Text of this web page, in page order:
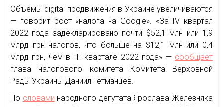
Объемы digital-продвижения в Украине увеличиваются
— говорит рост «налога на Google». «За IV квартал
2022 года задекларировано почти $52,1 млн или 1,9
млрд грн налогов, что больше на $12,1 млн или 0,4
млрд грн, чем в ІІІ квартале 2022 года» — сообщает
глава налогового комитета Комитета Верховной
Рады Украины Даниил Гетманцев.
По словами народного депутата Ярослава Железняка